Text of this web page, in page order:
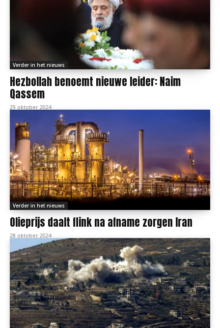
Verder in het nieuws
Hezbollah benoemt nieuwe leider: Naim
Qassem
29 oktober 2024
Verder in het nieuws
Olieprijs daalt flink na afname zorgen Iran
28 oktober 2024